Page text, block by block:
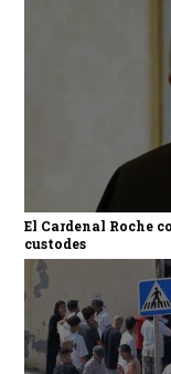
El Cardenal Roche
custodes